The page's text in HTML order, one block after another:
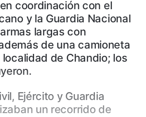
coordinación con el
y la Guardia Nacional
largas con
de una camioneta
de Chandio; los
Ejército y Guardia
un recorrido de